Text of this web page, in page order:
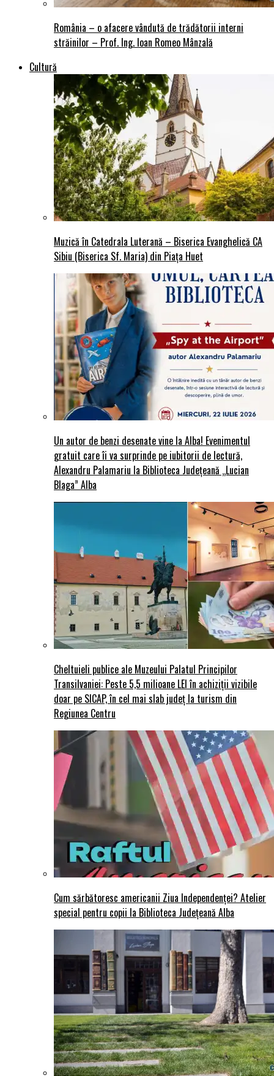
România – o afacere vândută de trădătorii interni
străinilor – Prof. Ing. Ioan Romeo Mânzală
Cultură
Muzică în Catedrala Luterană – Biserica Evanghelică CA
Sibiu (Biserica Sf. Maria) din Piaţa Huet
Un autor de benzi desenate vine la Alba! Evenimentul
gratuit care îi va surprinde pe iubitorii de lectură,
Alexandru Palamariu la Biblioteca Județeană „Lucian
Blaga” Alba
Cheltuieli publice ale Muzeului Palatul Principilor
Transilvaniei: Peste 5,5 milioane LEI în achiziții vizibile
doar pe SICAP, în cel mai slab județ la turism din
Regiunea Centru
Cum sărbătoresc americanii Ziua Independenței? Atelier
special pentru copii la Biblioteca Județeană Alba